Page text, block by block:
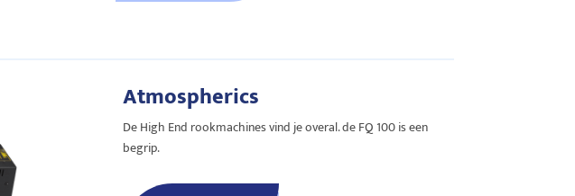
Atmospherics
De High End rookmachines vind je overal. de FQ 100 is een
begrip.